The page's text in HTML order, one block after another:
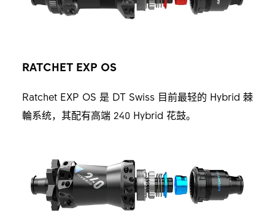
RATCHET EXP OS
Ratchet EXP OS 是 DT Swiss 目前最轻的 Hybrid 棘
輪系统，其配有高端 240 Hybrid 花鼓。